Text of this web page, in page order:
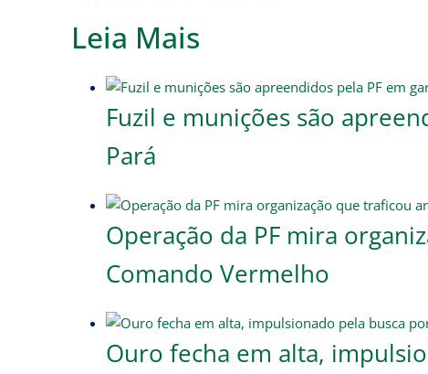
Leia Mais
Fuzil e munições são
Pará
Operação da PF mira
Comando Vermelho
Ouro fecha em alta,